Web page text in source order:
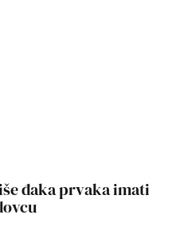
đaka prvaka imati